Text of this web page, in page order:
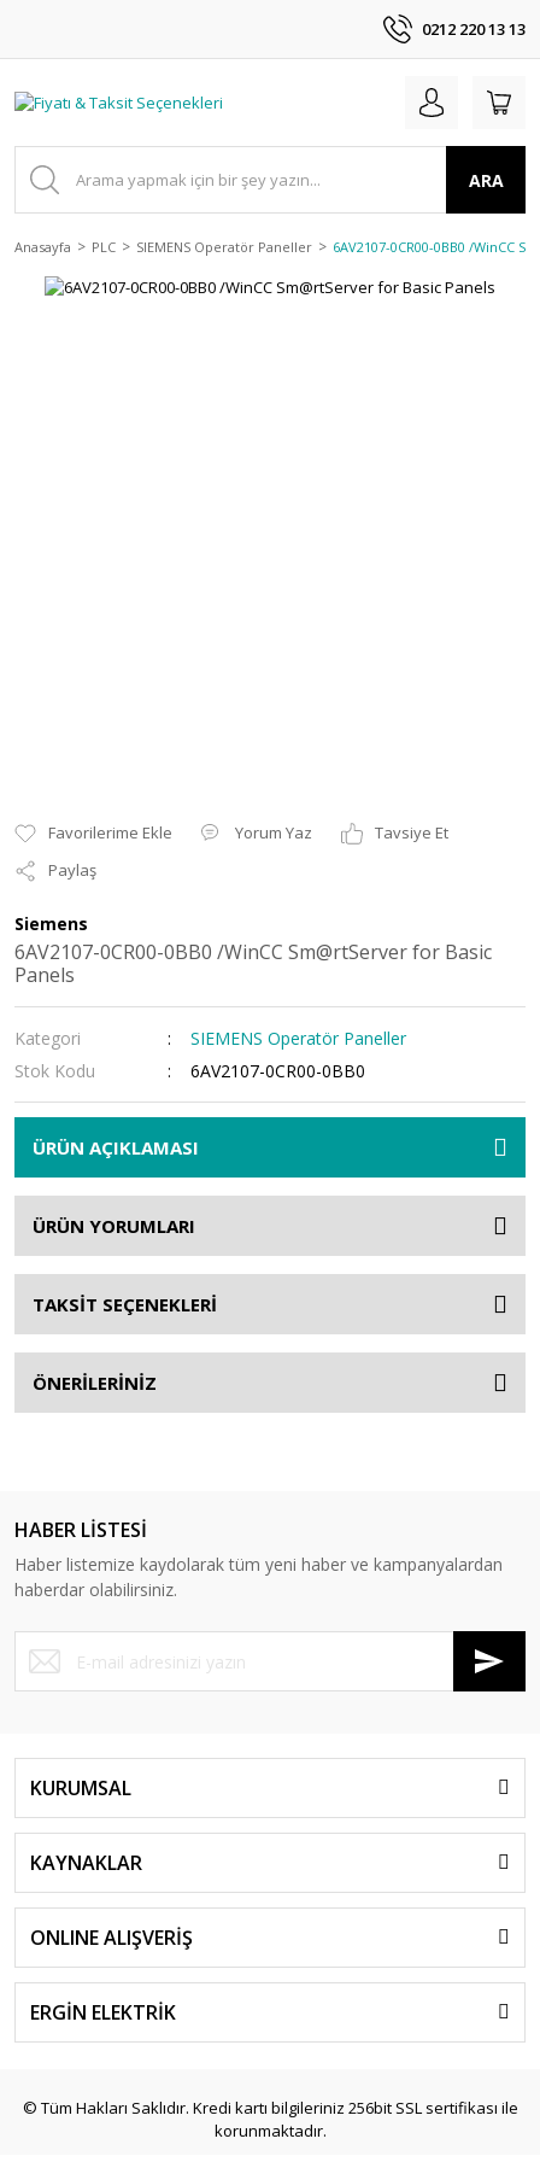
0212 220 13 13
ARA
Anasayfa PLC SIEMENS Operatör Paneller 6AV2107-0CR00-0BB0 /WinCC
Yorum Yaz
Tavsiye Et
Paylaş
Siemens
6AV2107-0CR00-0BB0 /WinCC Sm@rtServer for Basic
Panels
Kategori
SIEMENS Operatör Paneller
Stok Kodu
6AV2107-0CR00-0BB0
ÜRÜN AÇIKLAMASI
ÜRÜN YORUMLARI
TAKSİT SEÇENEKLERİ
ÖNERİLERİNİZ
HABER LİSTESİ
Haber listemize kaydolarak tüm yeni haber ve kampanyalardan
haberdar olabilirsiniz.
KURUMSAL
KAYNAKLAR
ONLINE ALIŞVERİŞ
ERGİN ELEKTRİK
© Tüm Hakları Saklıdır. Kredi kartı bilgileriniz 256bit SSL sertifikası ile
korunmaktadır.